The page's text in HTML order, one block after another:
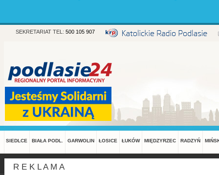
SEKRETARIAT TEL: 500 105 907
SIEDLCE BIAŁA PODL. GARWOLIN ŁOSICE ŁUKÓW MIĘDZYRZEC RADZYŃ
R E K L A M A